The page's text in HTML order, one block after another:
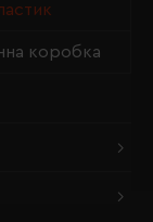
коробка